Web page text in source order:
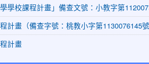
學校課程計畫」備查文號：小教字第
計畫（備查字號：桃教小字第1130076145
計畫